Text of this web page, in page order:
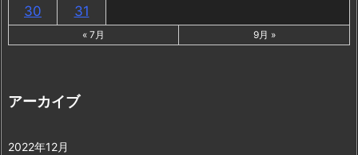
30
31
« 7月 9月 »
アーカイブ
2022年12月